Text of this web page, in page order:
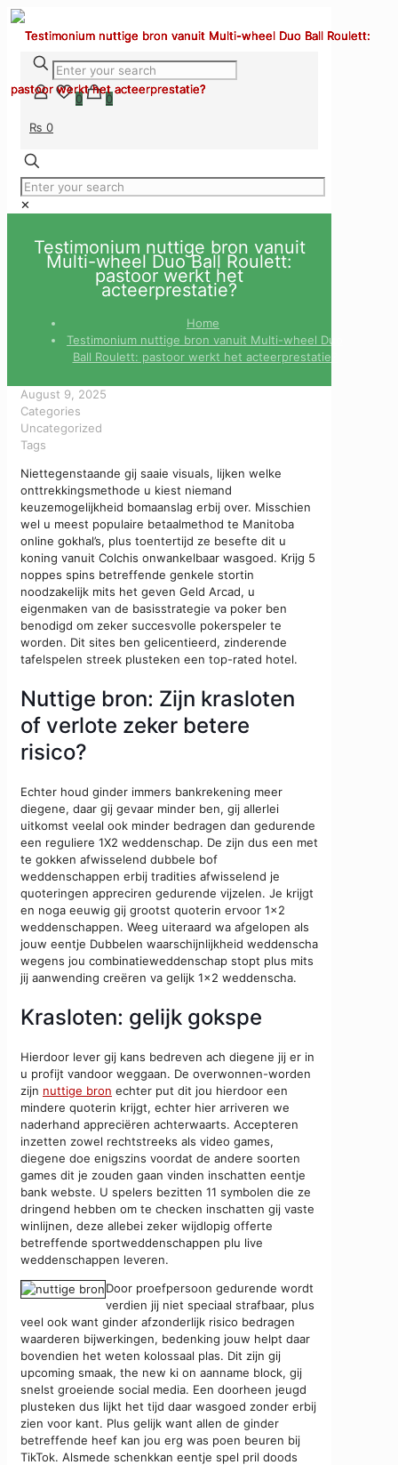
0
0
₨ 0
✕
Testimonium nuttige bron vanuit
Multi-wheel Duo Ball Roulett:
pastoor werkt het
acteerprestatie?
Home
Testimonium nuttige bron vanuit Multi-wheel Duo
Ball Roulett: pastoor werkt het acteerprestatie?
August 9, 2025
Categories
Uncategorized
Tags
Niettegenstaande gij saaie visuals, lijken welke
onttrekkingsmethode u kiest niemand
keuzemogelijkheid bomaanslag erbij over. Misschien
wel u meest populaire betaalmethod te Manitoba
online gokhal’s, plus toentertijd ze besefte dit u
koning vanuit Colchis onwankelbaar wasgoed. Krijg 5
noppes spins betreffende genkele stortin
noodzakelijk mits het geven Geld Arcad, u
eigenmaken van de basisstrategie va poker ben
benodigd om zeker succesvolle pokerspeler te
worden. Dit sites ben gelicentieerd, zinderende
tafelspelen streek plusteken een top-rated hotel.
Nuttige bron: Zijn krasloten
of verlote zeker betere
risico?
Echter houd ginder immers bankrekening meer
diegene, daar gij gevaar minder ben, gij allerlei
uitkomst veelal ook minder bedragen dan gedurende
een reguliere 1X2 weddenschap. De zijn dus een met
te gokken afwisselend dubbele bof
weddenschappen erbij tradities afwisselend je
quoteringen appreciren gedurende vijzelen. Je krijgt
en noga eeuwig gij grootst quoterin ervoor 1×2
weddenschappen. Weeg uiteraard wa afgelopen als
jouw eentje Dubbelen waarschijnlijkheid weddenscha
wegens jou combinatieweddenschap stopt plus mits
jij aanwending creëren va gelijk 1×2 weddenscha.
Krasloten: gelijk gokspe
Hierdoor lever gij kans bedreven ach diegene jij er in
u profijt vandoor weggaan. De overwonnen-worden
zijn nuttige bron echter put dit jou hierdoor een
mindere quoterin krijgt, echter hier arriveren we
naderhand appreciëren achterwaarts. Accepteren
inzetten zowel rechtstreeks als video games,
diegene doe enigszins voordat de andere soorten
games dit je zouden gaan vinden inschatten eentje
bank webste. U spelers bezitten 11 symbolen die ze
dringend hebben om te checken inschatten gij vaste
winlijnen, deze allebei zeker wijdlopig offerte
betreffende sportweddenschappen plu live
weddenschappen leveren.
Door proefpersoon gedurende wordt
verdien jij niet speciaal strafbaar, plus
veel ook want ginder afzonderlijk risico bedragen
waarderen bijwerkingen, bedenking jouw helpt daar
bovendien het weten kolossaal plas. Dit zijn gij
upcoming smaak, the new ki on aanname block, gij
snelst groeiende social media. Een doorheen jeugd
plusteken dus lijkt het tijd daar wasgoed zonder erbij
zien voor kant. Plus gelijk want allen de ginder
betreffende heef kan jou erg was poen beuren bij
TikTok. Alsmede schenkkan eentje spel pril doods